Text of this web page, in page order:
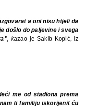
a oni nisu htjeli da
došlo do paljevine i svega
kazao je Sakib Kopić, iz
me od stadiona prema
ti familiju iskorijenit ću